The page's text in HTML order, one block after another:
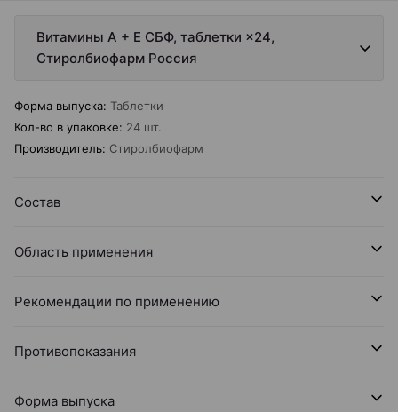
Витамины А + Е СБФ, таблетки ×24,
Стиролбиофарм Россия
Форма выпуска: Таблетки
Кол-во в упаковке: 24 шт.
Производитель: Стиролбиофарм
Состав
Область применения
Рекомендации по применению
Противопоказания
Форма выпуска